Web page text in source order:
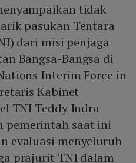
tidak
pasukan Tentara
dari misi penjaga
Bangsa-Bangsa di
Interim Force in
Kabinet
TNI Teddy Indra
pemerintah saat ini
evaluasi menyeluruh
prajurit TNI dalam